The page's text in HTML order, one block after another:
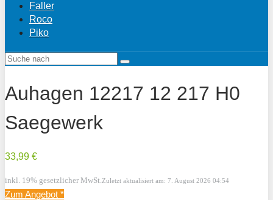
Faller
Roco
Piko
Auhagen 12217 12 217 H0
Saegewerk
33,99 €
inkl. 19% gesetzlicher MwSt. Zuletzt aktualisiert am: 7. August 2026 04:54
Zum Angebot *